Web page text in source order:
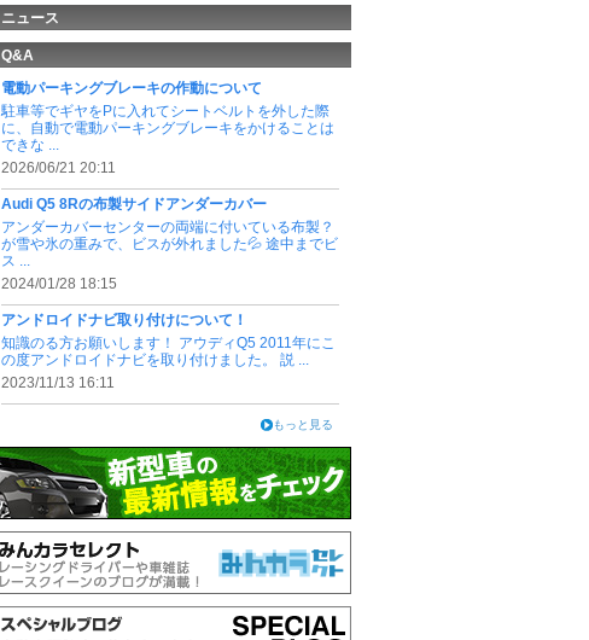
ニュース
Q&A
電動パーキングブレーキの作動について
駐車等でギヤをPに入れてシートベルトを外した際
に、自動で電動パーキングブレーキをかけることは
できな ...
2026/06/21 20:11
Audi Q5 8Rの布製サイドアンダーカバー
アンダーカバーセンターの両端に付いている布製？
が雪や氷の重みで、ビスが外れました💦 途中までビ
ス ...
2024/01/28 18:15
アンドロイドナビ取り付けについて！
知識のる方お願いします！ アウディQ5 2011年にこ
の度アンドロイドナビを取り付けました。 説 ...
2023/11/13 16:11
もっと見る